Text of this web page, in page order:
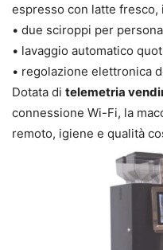
espresso con latte fresco,
• due sciroppi per
• lavaggio automatico
• regolazione elettronica
Dotata di telemetria
connessione Wi-Fi, la
remoto, igiene e qualità